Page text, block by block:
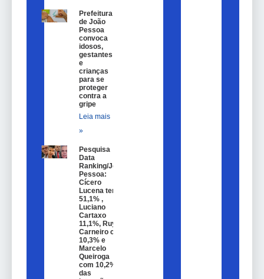
Prefeitura
de João
Pessoa
convoca
idosos,
gestantes
e
crianças
para se
proteger
contra a
gripe
Leia mais
»
Pesquisa
Data
Ranking/João
Pessoa:
Cícero
Lucena tem
51,1% ,
Luciano
Cartaxo
11,1%, Ruy
Carneiro com
10,3% e
Marcelo
Queiroga
com 10,2%
das